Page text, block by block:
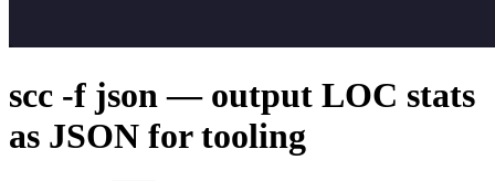
scc -f json — output LOC stats
as JSON for tooling